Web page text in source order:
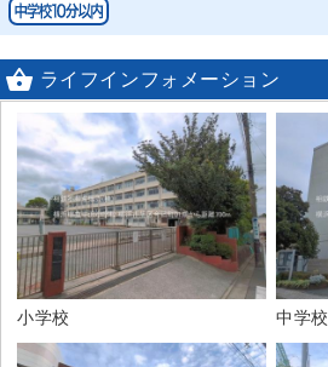
 ライフインフォメーション
小学校 中学校